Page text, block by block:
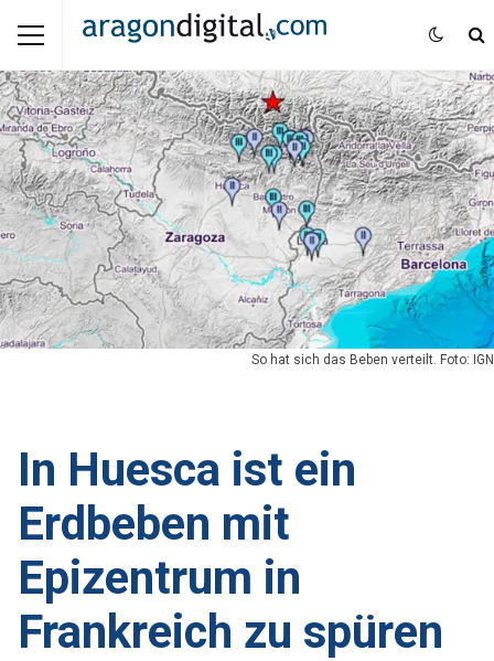
So hat sich das Beben verteilt. Foto: IGN
In Huesca ist ein
Erdbeben mit
Epizentrum in
Frankreich zu spüren